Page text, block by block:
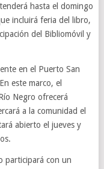
hasta el domingo
incluirá feria del libro,
del Bibliomóvil y
en el Puerto San
este marco, el
Negro ofrecerá
a la comunidad el
abierto el jueves y
participará con un